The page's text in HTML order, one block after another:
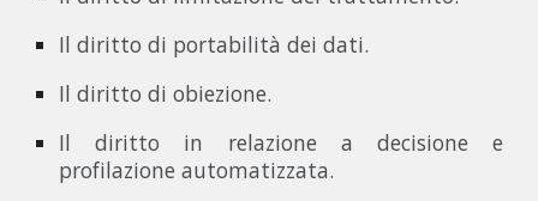
Il diritto di portabilità dei dati.
Il diritto di obiezione.
Il diritto in relazione a decisione e
profilazione automatizzata.